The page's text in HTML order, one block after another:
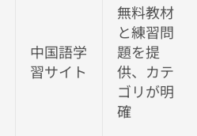
中国語学
習サイト
無料教材
と練習問
題を提
供、カテ
ゴリが明
確